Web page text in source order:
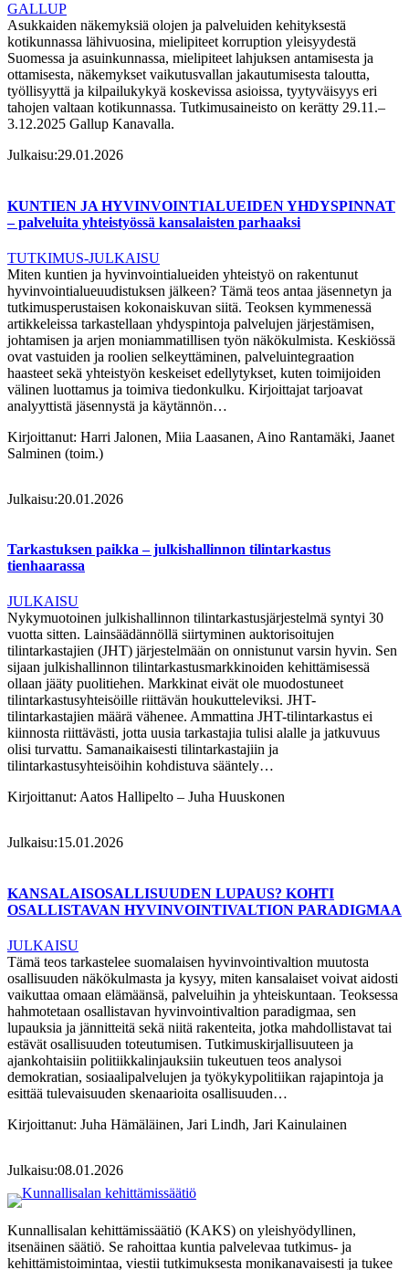
GALLUP
Asukkaiden näkemyksiä olojen ja palveluiden kehityksestä
kotikunnassa lähivuosina, mielipiteet korruption yleisyydestä
Suomessa ja asuinkunnassa, mielipiteet lahjuksen antamisesta ja
ottamisesta, näkemykset vaikutusvallan jakautumisesta taloutta,
työllisyyttä ja kilpailukykyä koskevissa asioissa, tyytyväisyys eri
tahojen valtaan kotikunnassa. Tutkimusaineisto on kerätty 29.11.–
3.12.2025 Gallup Kanavalla.
Julkaisu:29.01.2026
KUNTIEN JA HYVINVOINTIALUEIDEN YHDYSPINNAT
– palveluita yhteistyössä kansalaisten parhaaksi
TUTKIMUS-JULKAISU
Miten kuntien ja hyvinvointialueiden yhteistyö on rakentunut
hyvinvointialueuudistuksen jälkeen? Tämä teos antaa jäsennetyn ja
tutkimusperustaisen kokonaiskuvan siitä. Teoksen kymmenessä
artikkeleissa tarkastellaan yhdyspintoja palvelujen järjestämisen,
johtamisen ja arjen moniammatillisen työn näkökulmista. Keskiössä
ovat vastuiden ja roolien selkeyttäminen, palveluintegraation
haasteet sekä yhteistyön keskeiset edellytykset, kuten toimijoiden
välinen luottamus ja toimiva tiedonkulku. Kirjoittajat tarjoavat
analyyttistä jäsennystä ja käytännön…
Kirjoittanut: Harri Jalonen, Miia Laasanen, Aino Rantamäki, Jaanet
Salminen (toim.)
Julkaisu:20.01.2026
Tarkastuksen paikka – julkishallinnon tilintarkastus
tienhaarassa
JULKAISU
Nykymuotoinen julkishallinnon tilintarkastusjärjestelmä syntyi 30
vuotta sitten. Lainsäädännöllä siirtyminen auktorisoitujen
tilintarkastajien (JHT) järjestelmään on onnistunut varsin hyvin. Sen
sijaan julkishallinnon tilintarkastusmarkkinoiden kehittämisessä
ollaan jääty puolitiehen. Markkinat eivät ole muodostuneet
tilintarkastusyhteisöille riittävän houkutteleviksi. JHT-
tilintarkastajien määrä vähenee. Ammattina JHT-tilintarkastus ei
kiinnosta riittävästi, jotta uusia tarkastajia tulisi alalle ja jatkuvuus
olisi turvattu. Samanaikaisesti tilintarkastajiin ja
tilintarkastusyhteisöihin kohdistuva sääntely…
Kirjoittanut: Aatos Hallipelto – Juha Huuskonen
Julkaisu:15.01.2026
KANSALAISOSALLISUUDEN LUPAUS? KOHTI
OSALLISTAVAN HYVINVOINTIVALTION PARADIGMAA
JULKAISU
Tämä teos tarkastelee suomalaisen hyvinvointivaltion muutosta
osallisuuden näkökulmasta ja kysyy, miten kansalaiset voivat aidosti
vaikuttaa omaan elämäänsä, palveluihin ja yhteiskuntaan. Teoksessa
hahmotetaan osallistavan hyvinvointivaltion paradigmaa, sen
lupauksia ja jännitteitä sekä niitä rakenteita, jotka mahdollistavat tai
estävät osallisuuden toteutumisen. Tutkimuskirjallisuuteen ja
ajankohtaisiin politiikkalinjauksiin tukeutuen teos analysoi
demokratian, sosiaalipalvelujen ja työkykypolitiikan rajapintoja ja
esittää tulevaisuuden skenaarioita osallisuuden…
Kirjoittanut: Juha Hämäläinen, Jari Lindh, Jari Kainulainen
Julkaisu:08.01.2026
Kunnallisalan kehittämissäätiö (KAKS) on yleishyödyllinen,
itsenäinen säätiö. Se rahoittaa kuntia palvelevaa tutkimus- ja
kehittämistoimintaa, viestii tutkimuksesta monikanavaisesti ja tukee